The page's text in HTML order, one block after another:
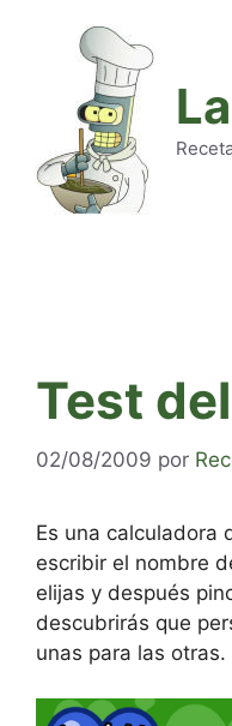
Test
02/08/2009 por
Es una calculadora
escribir el nombre
elijas y después
descubrirás que
unas para las otras.